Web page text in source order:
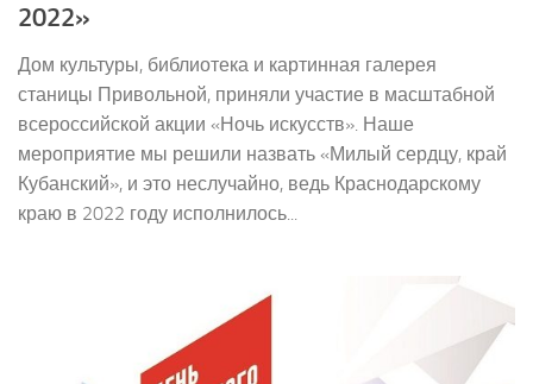
2022»
Дом культуры, библиотека и картинная галерея
станицы Привольной, приняли участие в масштабной
всероссийской акции «Ночь искусств». Наше
мероприятие мы решили назвать «Милый сердцу, край
Кубанский», и это неслучайно, ведь Краснодарскому
краю в 2022 году исполнилось...